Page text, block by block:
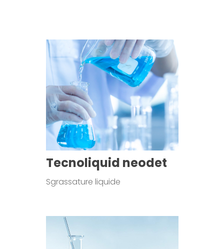
Tecnoliquid neodet
Sgrassature liquide